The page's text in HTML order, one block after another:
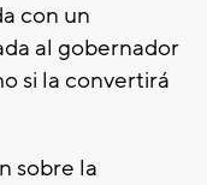
con un
al gobernador
si la convertirá
sobre la